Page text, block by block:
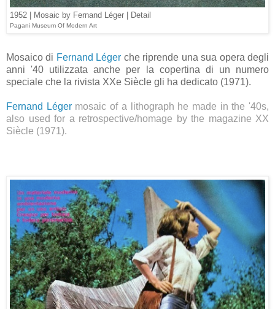
1952 | Mosaic by Fernand Léger | Detail
Pagani Museum Of Modern Art
Mosaico di Fernand Léger che riprende una sua opera degli
anni '40 utilizzata anche per la copertina di un numero
speciale che la rivista XXe Siècle gli ha dedicato (1971).
Fernand Légermosaic of a lithograph he made in the '40s,
also used for a retrospective/homage by the magazine XX
Siècle (1971).